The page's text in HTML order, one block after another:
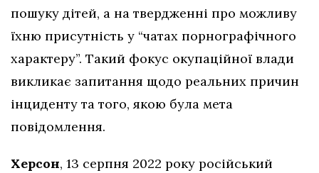
пошуку дітей, а на твердженні про можливу
їхню присутність у “чатах порнографічного
характеру”. Такий фокус окупаційної влади
викликає запитання щодо реальних причин
інциденту та того, якою була мета
повідомлення.
Херсон, 13 серпня 2022 року російський